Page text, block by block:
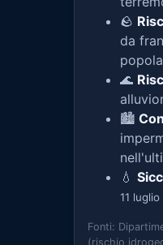
🪨
da
🌊
🏙️
💧
11
Fonti:
(rischio